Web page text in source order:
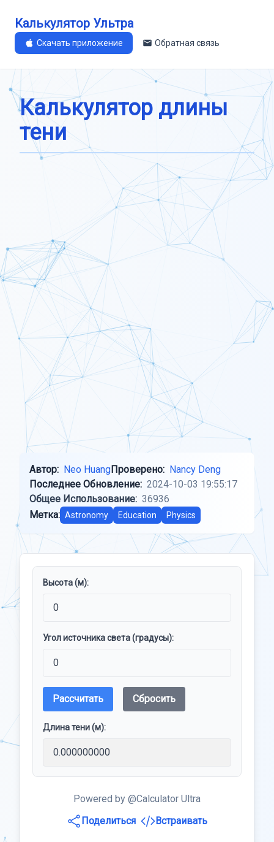
Калькулятор Ультра
Скачать приложение Обратная связь
Калькулятор длины
тени
Автор: Neo HuangПроверено: Nancy Deng
Последнее Обновление: 2024-10-03 19:55:17
Общее Использование: 36936
Метка: Astronomy Education Physics
Высота (м):
Угол источника света (градусы):
Рассчитать Сбросить
Длина тени (м):
Powered by @Calculator Ultra
Поделиться
Встраивать